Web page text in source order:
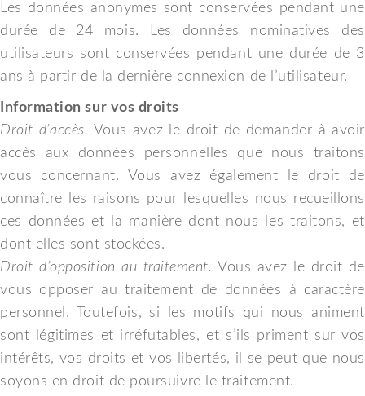
Les données anonymes sont conservées pendant une
durée de 24 mois. Les données nominatives des
utilisateurs sont conservées pendant une durée de 3
ans à partir de la dernière connexion de l’utilisateur.
Information sur vos droits
Droit d’accès. Vous avez le droit de demander à avoir
accès aux données personnelles que nous traitons
vous concernant. Vous avez également le droit de
connaître les raisons pour lesquelles nous recueillons
ces données et la manière dont nous les traitons, et
dont elles sont stockées.
Droit d’opposition au traitement. Vous avez le droit de
vous opposer au traitement de données à caractère
personnel. Toutefois, si les motifs qui nous animent
sont légitimes et irréfutables, et s’ils priment sur vos
intérêts, vos droits et vos libertés, il se peut que nous
soyons en droit de poursuivre le traitement.